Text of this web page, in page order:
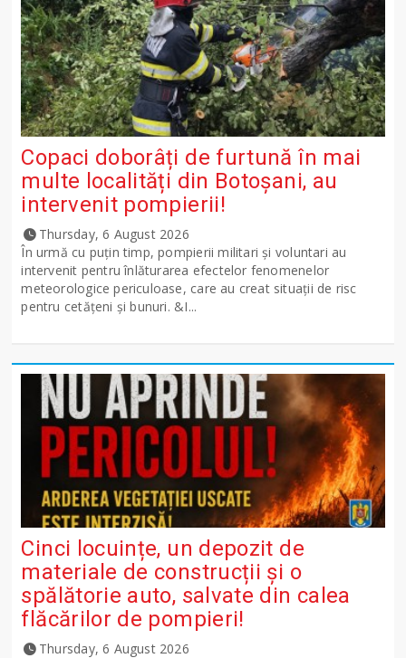
Copaci doborâți de furtună în mai
multe localități din Botoșani, au
intervenit pompierii!
Thursday, 6 August 2026
În urmă cu puțin timp, pompierii militari și voluntari au
intervenit pentru înlăturarea efectelor fenomenelor
meteorologice periculoase, care au creat situații de risc
pentru cetățeni și bunuri. &I...
Cinci locuințe, un depozit de
materiale de construcții și o
spălătorie auto, salvate din calea
flăcărilor de pompieri!
Thursday, 6 August 2026